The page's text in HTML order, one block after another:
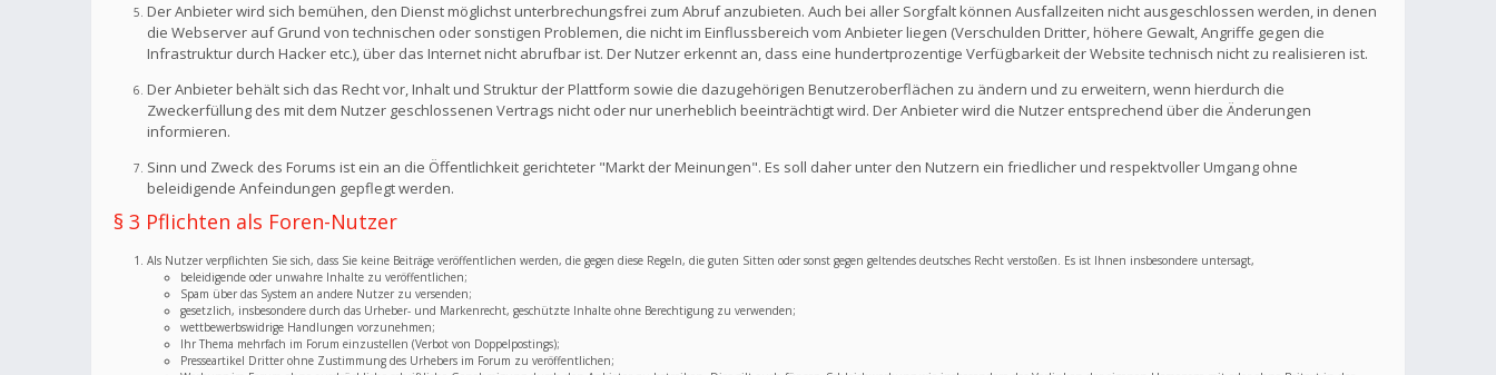
Der Anbieter wird sich bemühen, den Dienst möglichst unterbrechungsfrei zum Abruf anzubieten. Auch bei aller Sorgfalt können Ausfallzeiten nicht ausgeschlossen werden, in denen
die Webserver auf Grund von technischen oder sonstigen Problemen, die nicht im Einflussbereich vom Anbieter liegen (Verschulden Dritter, höhere Gewalt, Angriffe gegen die
Infrastruktur durch Hacker etc.), über das Internet nicht abrufbar ist. Der Nutzer erkennt an, dass eine hundertprozentige Verfügbarkeit der Website technisch nicht zu realisieren ist.
Der Anbieter behält sich das Recht vor, Inhalt und Struktur der Plattform sowie die dazugehörigen Benutzeroberflächen zu ändern und zu erweitern, wenn hierdurch die
Zweckerfüllung des mit dem Nutzer geschlossenen Vertrags nicht oder nur unerheblich beeinträchtigt wird. Der Anbieter wird die Nutzer entsprechend über die Änderungen
informieren.
Sinn und Zweck des Forums ist ein an die Öffentlichkeit gerichteter "Markt der Meinungen". Es soll daher unter den Nutzern ein friedlicher und respektvoller Umgang ohne
beleidigende Anfeindungen gepflegt werden.
§ 3 Pflichten als Foren-Nutzer
Als Nutzer verpflichten Sie sich, dass Sie keine Beiträge veröffentlichen werden, die gegen diese Regeln, die guten Sitten oder sonst gegen geltendes deutsches Recht verstoßen. Es ist Ihnen insbesondere untersagt,
beleidigende oder unwahre Inhalte zu veröffentlichen;
Spam über das System an andere Nutzer zu versenden;
gesetzlich, insbesondere durch das Urheber- und Markenrecht, geschützte Inhalte ohne Berechtigung zu verwenden;
wettbewerbswidrige Handlungen vorzunehmen;
Ihr Thema mehrfach im Forum einzustellen (Verbot von Doppelpostings);
Presseartikel Dritter ohne Zustimmung des Urhebers im Forum zu veröffentlichen;